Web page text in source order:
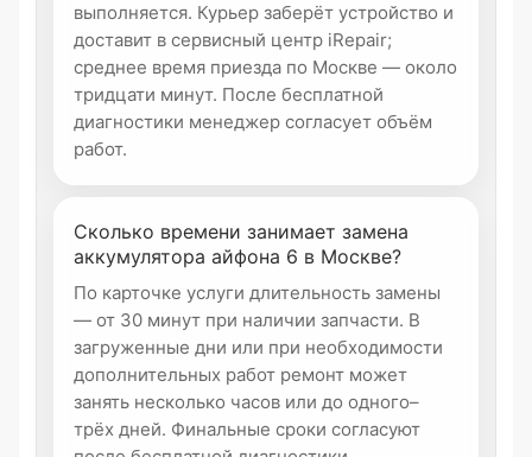
выполняется. Курьер заберёт устройство и
доставит в сервисный центр iRepair;
среднее время приезда по Москве — около
тридцати минут. После бесплатной
диагностики менеджер согласует объём
работ.
Сколько времени занимает замена
аккумулятора айфона 6 в Москве?
По карточке услуги длительность замены
— от 30 минут при наличии запчасти. В
загруженные дни или при необходимости
дополнительных работ ремонт может
занять несколько часов или до одного–
трёх дней. Финальные сроки согласуют